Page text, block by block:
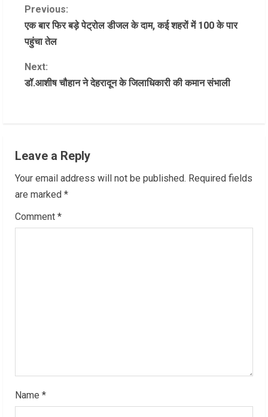
C
o
n
t
u
e
R
Previous:
एक बार फिर बड़े पेट्रोल डीजल के दाम, कई शहरों में 100 के पार
पहुंचा तेल
Next:
डॉ.आशीष चौहान ने देहरादून के जिलाधिकारी की कमान संभाली
Leave a Reply
Your email address will not be published. Required fields
are marked *
Comment *
Name *